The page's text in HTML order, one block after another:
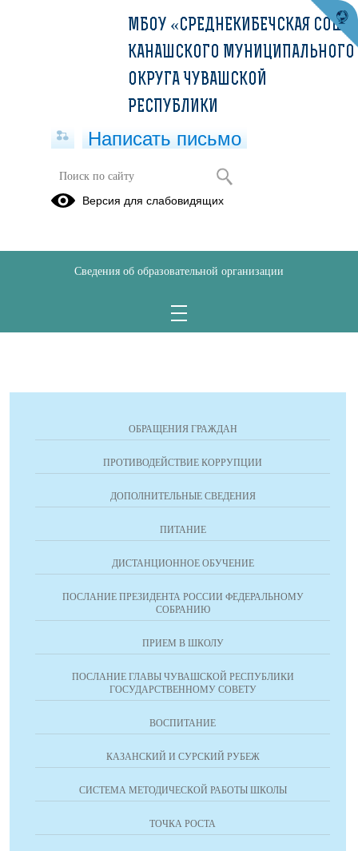
02.04.2025
ОБРАЩЕНИЯ ГРАЖДАН
ПРОТИВОДЕЙСТВИЕ КОРРУПЦИИ
ДОПОЛНИТЕЛЬНЫЕ СВЕДЕНИЯ
ПИТАНИЕ
ДИСТАНЦИОННОЕ ОБУЧЕНИЕ
ПОСЛАНИЕ ПРЕЗИДЕНТА РОССИИ ФЕДЕРАЛЬНОМУ
СОБРАНИЮ
ПРИЕМ В ШКОЛУ
ПОСЛАНИЕ ГЛАВЫ ЧУВАШСКОЙ РЕСПУБЛИКИ
ГОСУДАРСТВЕННОМУ СОВЕТУ
ВОСПИТАНИЕ
КАЗАНСКИЙ И СУРСКИЙ РУБЕЖ
СИСТЕМА МЕТОДИЧЕСКОЙ РАБОТЫ ШКОЛЫ
ТОЧКА РОСТА
МБОУ «СРЕДНЕКИБЕЧСКАЯ СОШ»
КАНАШСКОГО МУНИЦИПАЛЬНОГО
ОКРУГА ЧУВАШСКОЙ
РЕСПУБЛИКИ
Написать письмо
Версия для слабовидящих
Сведения об образовательной организации